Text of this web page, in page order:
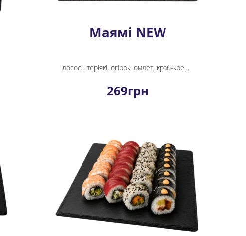
Маямі NEW
лосось теріякі, огірок, омлет, краб-крем, сир вершковий, ікра, кунжут, рис, норі
269грн